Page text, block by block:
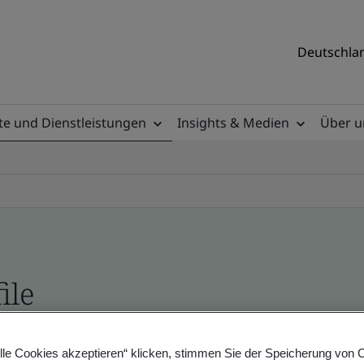
und Dienstleistungen Insights & Medien
Über
- Validation and Verification, German
Cookies akzeptieren“ klicken, stimmen Sie der Speicherung von